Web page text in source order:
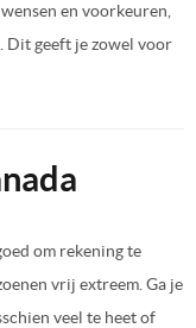
en voorkeuren,
Dit geeft je zowel voor
om rekening te
vrij extreem. Ga je
veel te heet of